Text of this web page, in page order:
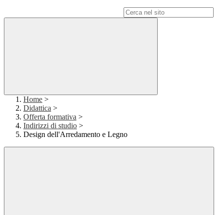
Home >
Didattica >
Offerta formativa >
Indirizzi di studio >
Design dell'Arredamento e Legno